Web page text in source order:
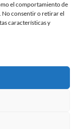
el comportamiento de
No consentir o retirar el
características y
Clásicos
Pastor. Sitio web